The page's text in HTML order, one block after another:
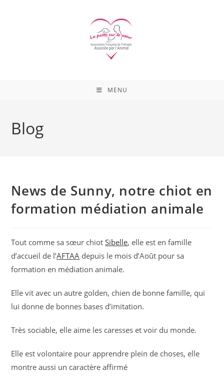
MENU
Blog
News de Sunny, notre chiot en
formation médiation animale
Tout comme sa sœur chiotSibelle, elle est en famille
d’accueil de l’AFTAA depuis le mois d’Août pour sa
formation en médiation animale.
Elle vit avec un autre golden, chien de bonne famille, qui
lui donne de bonnes bases d’imitation.
Très sociable, elle aime les caresses et voir du monde.
Elle est volontaire pour apprendre plein de choses, elle
montre aussi un caractère affirmé